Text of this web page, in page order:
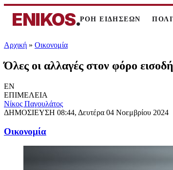
ENIKOS.ΡΟΗ ΕΙΔΗΣΕΩΝ
Αρχική » Oικονομία
Όλες οι αλλαγές στον φόρο
EN
ΕΠΙΜΕΛΕΙΑ
Νίκος Παγουλάτος
ΔΗΜΟΣΙΕΥΣΗ 08:44, Δευτέρα 04 Νοεμβρίου 2024
Oικονομία